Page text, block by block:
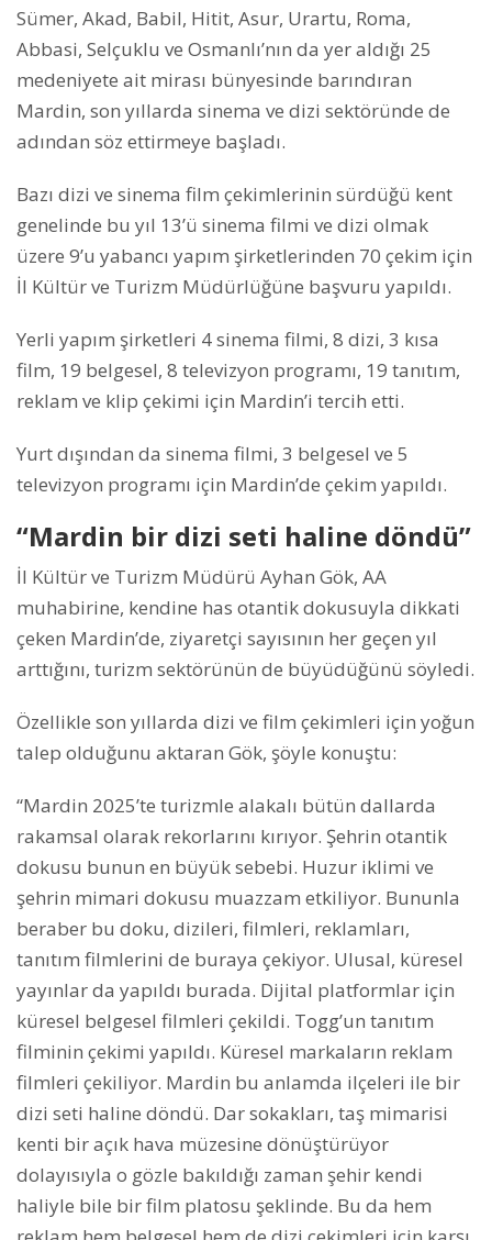
Sümer, Akad, Babil, Hitit, Asur, Urartu, Roma,
Abbasi, Selçuklu ve Osmanlı’nın da yer aldığı 25
medeniyete ait mirası bünyesinde barındıran
Mardin, son yıllarda sinema ve dizi sektöründe de
adından söz ettirmeye başladı.
Bazı dizi ve sinema film çekimlerinin sürdüğü kent
genelinde bu yıl 13’ü sinema filmi ve dizi olmak
üzere 9’u yabancı yapım şirketlerinden 70 çekim için
İl Kültür ve Turizm Müdürlüğüne başvuru yapıldı.
Yerli yapım şirketleri 4 sinema filmi, 8 dizi, 3 kısa
film, 19 belgesel, 8 televizyon programı, 19 tanıtım,
reklam ve klip çekimi için Mardin’i tercih etti.
Yurt dışından da sinema filmi, 3 belgesel ve 5
televizyon programı için Mardin’de çekim yapıldı.
“Mardin bir dizi seti haline döndü”
İl Kültür ve Turizm Müdürü Ayhan Gök, AA
muhabirine, kendine has otantik dokusuyla dikkati
çeken Mardin’de, ziyaretçi sayısının her geçen yıl
arttığını, turizm sektörünün de büyüdüğünü söyledi.
Özellikle son yıllarda dizi ve film çekimleri için yoğun
talep olduğunu aktaran Gök, şöyle konuştu:
“Mardin 2025’te turizmle alakalı bütün dallarda
rakamsal olarak rekorlarını kırıyor. Şehrin otantik
dokusu bunun en büyük sebebi. Huzur iklimi ve
şehrin mimari dokusu muazzam etkiliyor. Bununla
beraber bu doku, dizileri, filmleri, reklamları,
tanıtım filmlerini de buraya çekiyor. Ulusal, küresel
yayınlar da yapıldı burada. Dijital platformlar için
küresel belgesel filmleri çekildi. Togg’un tanıtım
filminin çekimi yapıldı. Küresel markaların reklam
filmleri çekiliyor. Mardin bu anlamda ilçeleri ile bir
dizi seti haline döndü. Dar sokakları, taş mimarisi
kenti bir açık hava müzesine dönüştürüyor
dolayısıyla o gözle bakıldığı zaman şehir kendi
haliyle bile bir film platosu şeklinde. Bu da hem